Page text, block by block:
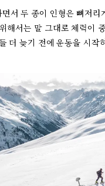
서 두 종이 인형은 뼈저리
해서는 말 그대로 체력이
더 늦기 전에 운동을 시작